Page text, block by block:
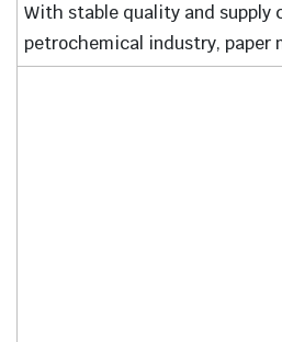
With stable quality and supply
petrochemical industry, paper